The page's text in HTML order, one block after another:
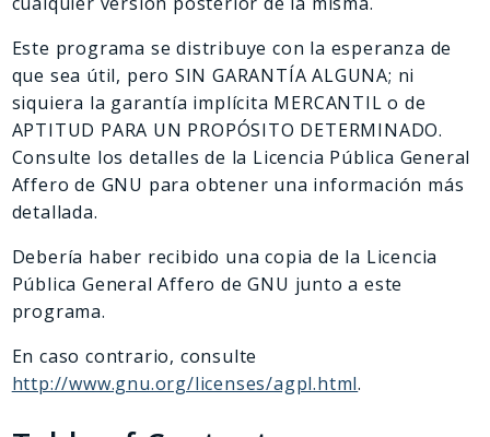
Markers
Indices
Files
Este programa se distribuye con la esperanza de
que sea útil, pero SIN GARANTÍA ALGUNA; ni
siquiera la garantía implícita MERCANTIL o de
APTITUD PARA UN PROPÓSITO DETERMINADO.
Consulte los detalles de la Licencia Pública General
Affero de GNU para obtener una información más
detallada.
Debería haber recibido una copia de la Licencia
Pública General Affero de GNU junto a este
programa.
En caso contrario, consulte
http://www.gnu.org/licenses/agpl.html.